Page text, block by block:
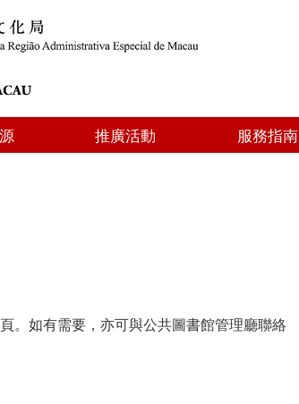
推廣活動 服務指南
。如有需要，亦可與公共圖書館管理廳聯絡